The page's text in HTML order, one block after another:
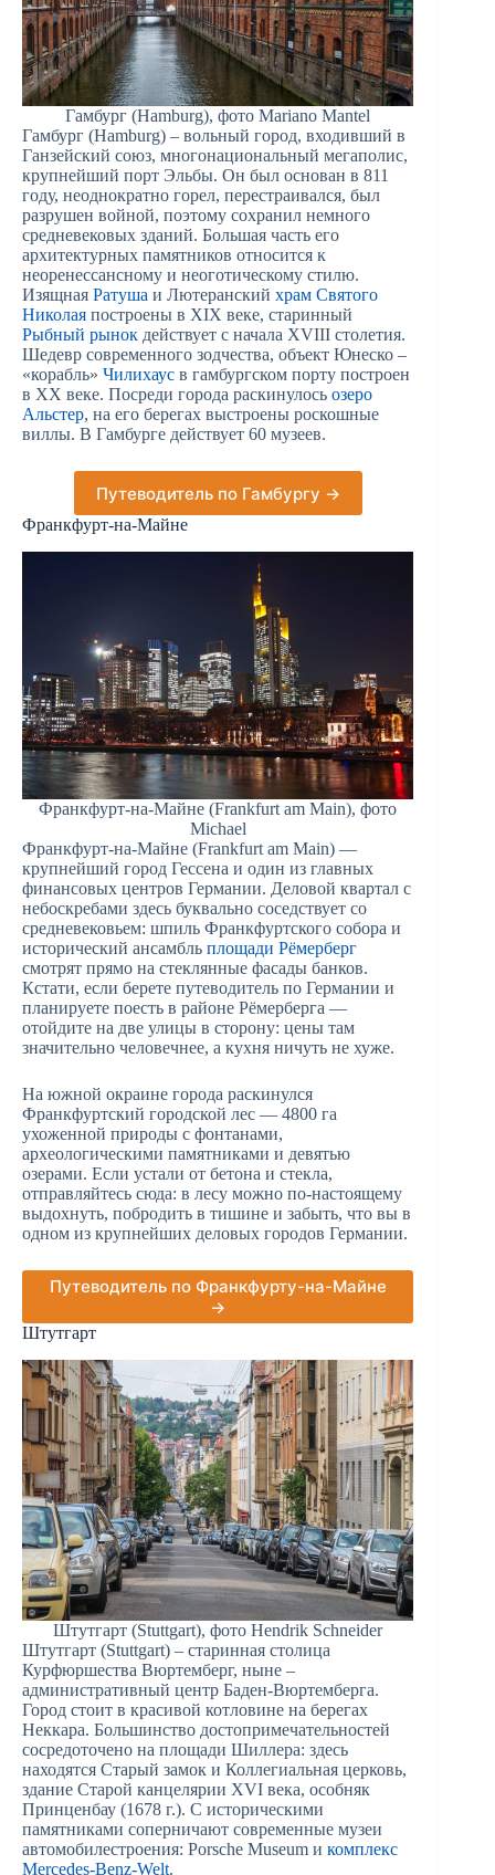
Гамбург (Hamburg), фото Mariano Mantel
Гамбург (Hamburg) – вольный город, входивший в
Ганзейский союз, многонациональный мегаполис,
крупнейший порт Эльбы. Он был основан в 811
году, неоднократно горел, перестраивался, был
разрушен войной, поэтому сохранил немного
средневековых зданий. Большая часть его
архитектурных памятников относится к
неоренессансному и неоготическому стилю.
Изящная Ратуша и Лютеранский храм Святого
Николая построены в XIX веке, старинный
Рыбный рынок действует с начала XVIII столетия.
Шедевр современного зодчества, объект Юнеско –
«корабль» Чилихаус в гамбургском порту построен
в XX веке. Посреди города раскинулось озеро
Альстер, на его берегах выстроены роскошные
виллы. В Гамбурге действует 60 музеев.
Путеводитель по Гамбургу →
Франкфурт-на-Майне
Франкфурт-на-Майне (Frankfurt am Main), фото
Michael
Франкфурт-на-Майне (Frankfurt am Main) —
крупнейший город Гессена и один из главных
финансовых центров Германии. Деловой квартал с
небоскребами здесь буквально соседствует со
средневековьем: шпиль Франкфуртского собора и
исторический ансамбль площади Рёмерберг
смотрят прямо на стеклянные фасады банков.
Кстати, если берете путеводитель по Германии и
планируете поесть в районе Рёмерберга —
отойдите на две улицы в сторону: цены там
значительно человечнее, а кухня ничуть не хуже.
На южной окраине города раскинулся
Франкфуртский городской лес — 4800 га
ухоженной природы с фонтанами,
археологическими памятниками и девятью
озерами. Если устали от бетона и стекла,
отправляйтесь сюда: в лесу можно по-настоящему
выдохнуть, побродить в тишине и забыть, что вы в
одном из крупнейших деловых городов Германии.
Путеводитель по Франкфурту-на-Майне
→
Штутгарт
Штутгарт (Stuttgart), фото Hendrik Schneider
Штутгарт (Stuttgart) – старинная столица
Курфюршества Вюртемберг, ныне –
административный центр Баден-Вюртемберга.
Город стоит в красивой котловине на берегах
Неккара. Большинство достопримечательностей
сосредоточено на площади Шиллера: здесь
находятся Старый замок и Коллегиальная церковь,
здание Старой канцелярии XVI века, особняк
Принценбау (1678 г.). С историческими
памятниками соперничают современные музеи
автомобилестроения: Porsche Museum и комплекс
Mercedes-Benz-Welt.